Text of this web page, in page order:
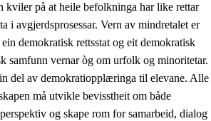
engasjement og utforskartrong
og miljøbevisstheit
kviler på at heile befolkninga har like rettar
i avgjerdsprosessar. Vern av mindretalet er
demokratisk rettsstat og eit demokratisk
samfunn vernar òg om urfolk og minoritetar.
del av demokratiopplæringa til elevane. Alle
må utvikle bevisstheit om både
og skape rom for samarbeid, dialog